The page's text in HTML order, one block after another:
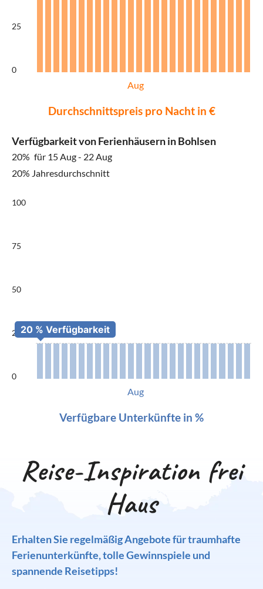
25
0
Aug
Durchschnittspreis pro Nacht in €
Verfügbarkeit von Ferienhäusern in Bohlsen
20% für 15 Aug - 22 Aug
20% Jahresdurchschnitt
100
75
50
25
0
Aug
Verfügbare Unterkünfte in %
Reise-Inspiration frei
Haus
Erhalten Sie regelmäßig Angebote für traumhafte
Ferienunterkünfte, tolle Gewinnspiele und
spannende Reisetipps!